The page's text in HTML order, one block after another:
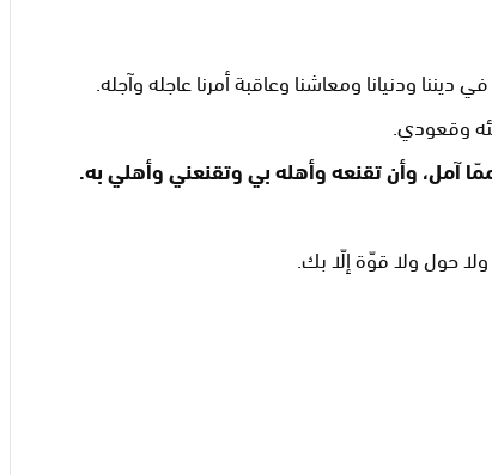
ديننا ودنيانا ومعاشنا وعاقبة أمرنا عاجله وآجله.
وقعودي.
آمل، وأن تقنعه وأهله بي وتقنعني وأهلي به.
ولا حول ولا قوّة إلّا بك.